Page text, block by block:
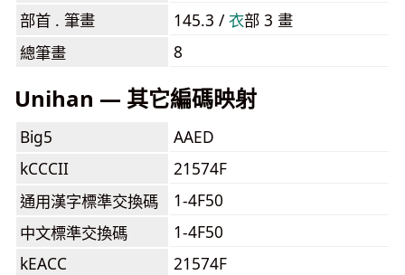
部首 . 筆畫
145.3 /⾐部 3 畫
總筆畫
8
Unihan — 其它編碼映射
Big5
AAED
kCCCII
21574F
通用漢字標準交換碼
1-4F50
中文標準交換碼
1-4F50
kEACC
21574F